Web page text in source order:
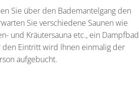
Sie über den Bademantelgang den
Sie verschiedene Saunen wie
und Kräutersauna etc., ein Dampfbad
Eintritt wird Ihnen einmalig der
aufgebucht.